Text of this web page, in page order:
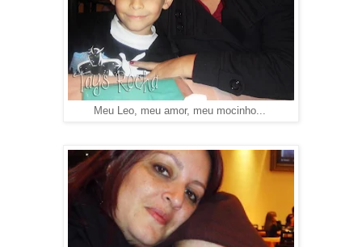
Meu Leo, meu amor, meu mocinho...